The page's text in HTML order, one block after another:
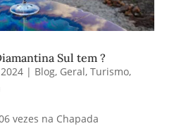
Sul tem ?
| Blog, Geral, Turismo,
vezes na Chapada